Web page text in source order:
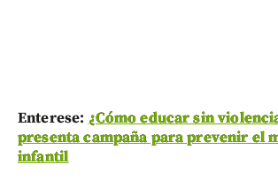
Enterese: ¿Cómo educar sin
presenta campaña para prevenir el
infantil